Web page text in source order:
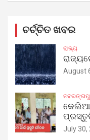
ଚର୍ଚ୍ଚିତ ଖବର
ରାଜ୍ୟ
August
କେଲିଆ
July 30,